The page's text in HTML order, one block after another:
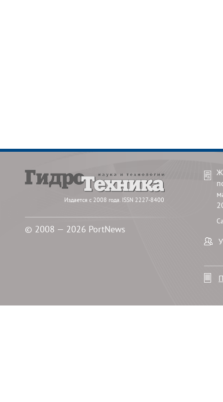
Издается с 2008 года. ISSN 2227-8400
© 2008 — 2026 PortNews